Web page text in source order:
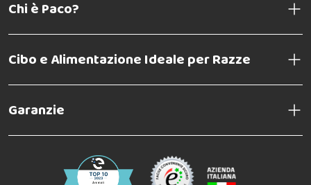
Chi è Paco?
Cibo e Alimentazione Ideale per Razze
Garanzie